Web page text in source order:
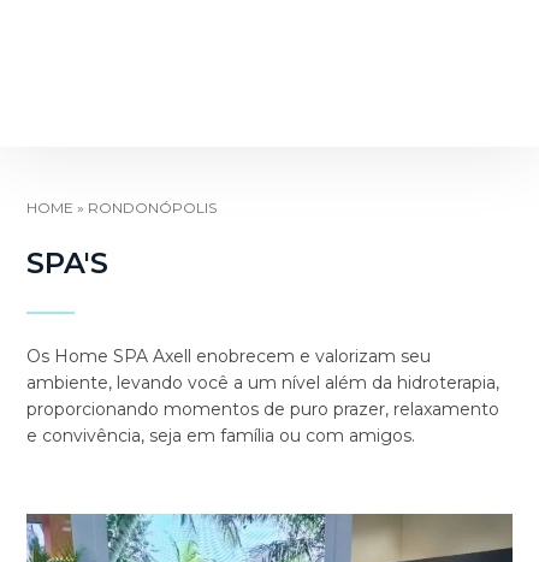
HOME » RONDONÓPOLIS
SPA'S
Os Home SPA Axell enobrecem e valorizam seu
ambiente, levando você a um nível além da hidroterapia,
proporcionando momentos de puro prazer, relaxamento
e convivência, seja em família ou com amigos.